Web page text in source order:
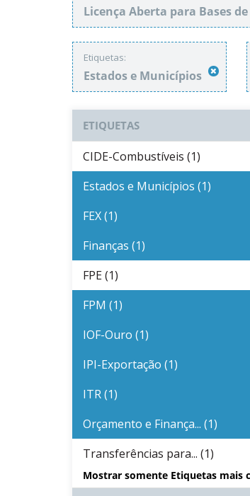
Licença Aberta para Bases
Etiquetas:
Estados e Municípios
ETIQUETAS
CIDE-Combustíveis (1)
Estados e Municípios (1)
FEX (1)
Finanças (1)
FPE (1)
FPM (1)
IOF-Ouro (1)
IPI-Exportação (1)
ITR (1)
Orçamento e Finança... (1)
Transferências para... (1)
Mostrar somente Etiquetas mais